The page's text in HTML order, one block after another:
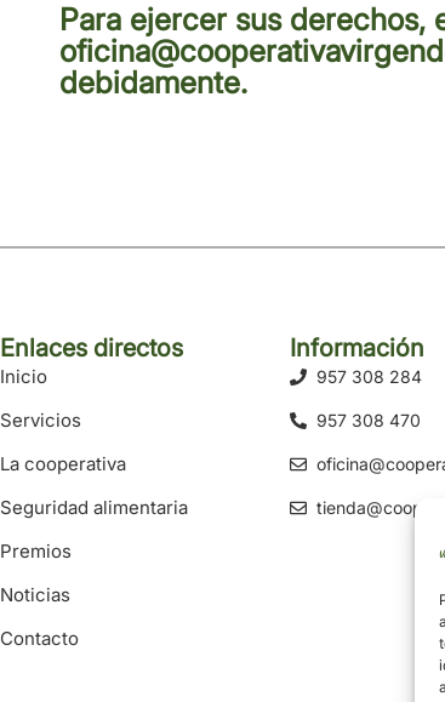
Para ejercer sus
debidamente.
Enlaces directos
Inicio
Servicios
La cooperativa
Seguridad alimentaria
Premios
Noticias
Contacto
Información
957 308 284
957 308 470